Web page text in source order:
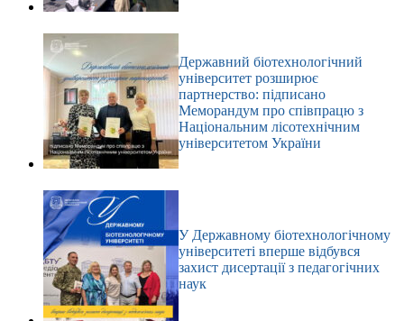
Державний біотехнологічний
університет розширює
партнерство: підписано
Меморандум про співпрацю з
Національним лісотехнічним
університетом України
У Державному біотехнологічному
університеті вперше відбувся
захист дисертації з педагогічних
наук